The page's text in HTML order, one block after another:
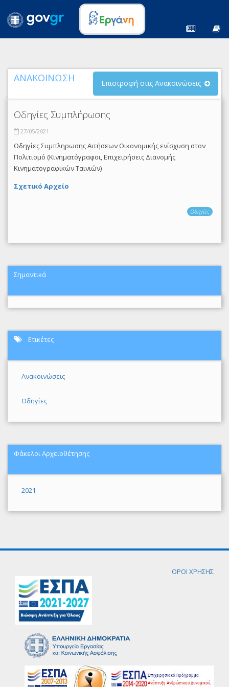
ΑΝΑΚΟΙΝΩΣΗ Επιστροφή στις Ανακοινώσεις
Οδηγίες Συμπλήρωσης
27/05/2021
Οδηγίες Συμπληρωσης Αιτήσεων Οικονομικής ενίσχυση στον
Πολιτισμό (Κινηματόγραφοι, Επιχειρήσεις Διανομής
Κινηματογραφικών Ταινιών)
Σχετικό Αρχείο
Οδηγίες
Σημαντικά
Ετικέτες
Ανακοινώσεις
Οδηγίες
Φάκελοι Αρχειοθέτησης
2021
ΟΡΟΙ ΧΡΗΣΗΣ